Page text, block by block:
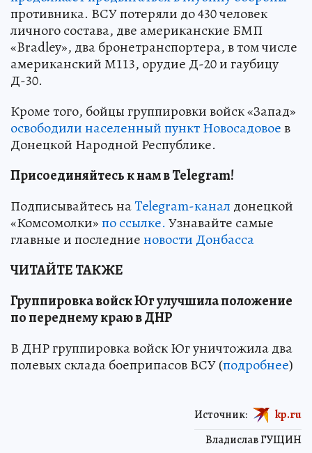
противника. ВСУ потеряли до 430 человек
личного состава, две американские БМП
«Bradley», два бронетранспортера, в том числе
американский М113, орудие Д-20 и гаубицу
Д-30.
Кроме того, бойцы группировки войск «Запад»
освободили населенный пункт Новосадовоев
Донецкой Народной Республике.
Присоединяйтесь к нам в Telegram!
Подписывайтесь наTelegram-канал донецкой
«Комсомолки»по ссылке. Узнавайте самые
главные и последниеновости Донбасса
ЧИТАЙТЕ ТАКЖЕ
Группировка войск Юг улучшила положение
по переднему краю в ДНР
В ДНР группировка войск Юг уничтожила два
полевых склада боеприпасов ВСУ (подробнее)
Владислав ГУЩИН
Источник: kp.ru